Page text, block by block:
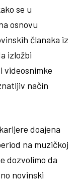
se u
osnovu
članaka iz
izložbi
videosnimke
način
doajena
na muzičkoj
dozvolimo da
novinski